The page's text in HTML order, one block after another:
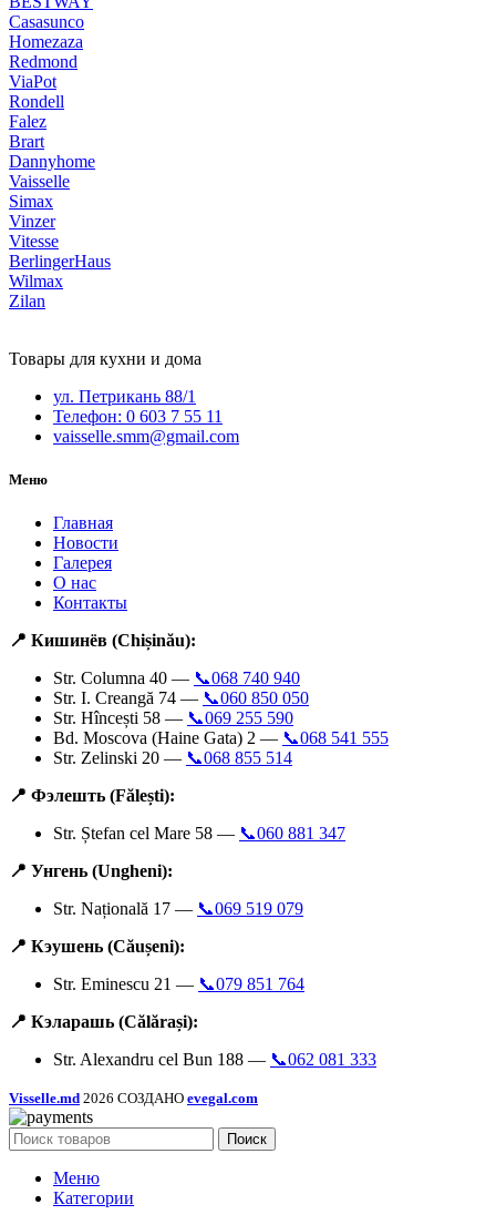
Casasunco
Homezaza
Redmond
ViaPot
Rondell
Falez
Brart
Dannyhome
Vaisselle
Simax
Vinzer
Vitesse
BerlingerHaus
Wilmax
Zilan
Товары для кухни и дома
ул. Петрикань 88/1
Телефон: 0 603 7 55 11
vaisselle.smm@gmail.com
Меню
Главная
Новости
Галерея
О нас
Контакты
📍 Кишинёв (Chișinău):
Str. Columna 40 — 📞068 740 940
Str. I. Creangă 74 — 📞060 850 050
Str. Hîncești 58 — 📞069 255 590
Bd. Moscova (Haine Gata) 2 — 📞068 541 555
Str. Zelinski 20 — 📞068 855 514
📍 Фэлешть (Fălești):
Str. Ștefan cel Mare 58 — 📞060 881 347
📍 Унгень (Ungheni):
Str. Națională 17 — 📞069 519 079
📍 Кэушень (Căușeni):
Str. Eminescu 21 — 📞079 851 764
📍 Кэларашь (Călărași):
Str. Alexandru cel Bun 188 — 📞062 081 333
Visselle.md 2026 СОЗДАНО evegal.com
Поиск
Меню
Категории